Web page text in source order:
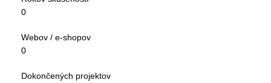
0
Webov / e-shopov
0
Dokončených projektov